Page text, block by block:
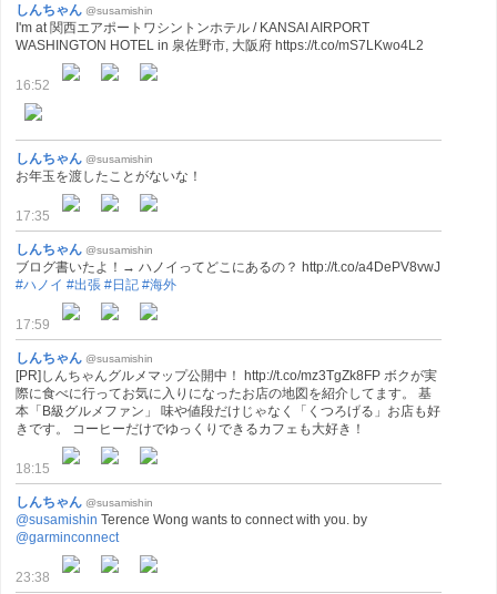
しんちゃん @susamishin
I'm at 関西エアポートワシントンホテル / KANSAI AIRPORT
WASHINGTON HOTEL in 泉佐野市, 大阪府 https://t.co/mS7LKwo4L2
16:52
しんちゃん @susamishin
お年玉を渡したことがないな！
17:35
しんちゃん @susamishin
ブログ書いたよ！→ ハノイってどこにあるの？ http://t.co/a4DePV8vwJ
#ハノイ #出張 #日記 #海外
17:59
しんちゃん @susamishin
[PR]しんちゃんグルメマップ公開中！ http://t.co/mz3TgZk8FP ボクが実
際に食べに行ってお気に入りになったお店の地図を紹介してます。 基
本「B級グルメファン」 味や値段だけじゃなく「くつろげる」お店も好
きです。 コーヒーだけでゆっくりできるカフェも大好き！
18:15
しんちゃん @susamishin
@susamishin Terence Wong wants to connect with you. by
@garminconnect
23:38